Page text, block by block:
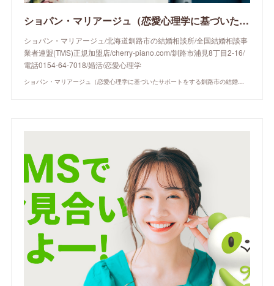
ショパン・マリアージュ（恋愛心理学に基づいたサポートをする釧路市の結婚相談所）/ 全国結婚相談事業者連盟正規加盟店 / cherry-piano.com
ショパン・マリアージュ/北海道釧路市の結婚相談所/全国結婚相談事
業者連盟(TMS)正規加盟店/cherry-piano.com/釧路市浦見8丁目2-16/
電話0154-64-7018/婚活/恋愛心理学
ショパン・マリアージュ（恋愛心理学に基づいたサポートをする釧路市の結婚相談所）/ 全国結婚相談事業者連盟正規加盟店 / cherry-piano.com